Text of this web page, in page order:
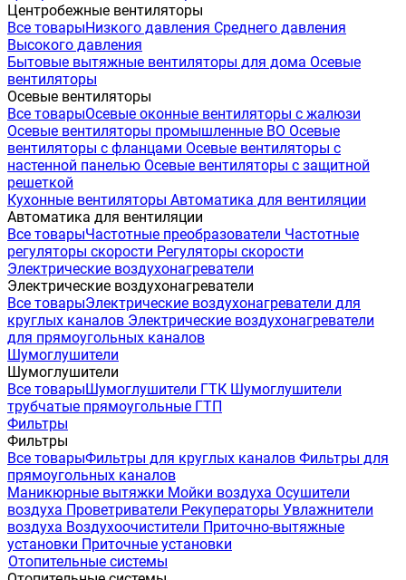
Центробежные вентиляторы
Все товарыНизкого давления Среднего давления
Высокого давления
Бытовые вытяжные вентиляторы для дома Осевые
вентиляторы
Осевые вентиляторы
Все товарыОсевые оконные вентиляторы с жалюзи
Осевые вентиляторы промышленные ВО Осевые
вентиляторы с фланцами Осевые вентиляторы с
настенной панелью Осевые вентиляторы с защитной
решеткой
Кухонные вентиляторы Автоматика для вентиляции
Автоматика для вентиляции
Все товарыЧастотные преобразователи Частотные
регуляторы скорости Регуляторы скорости
Электрические воздухонагреватели
Электрические воздухонагреватели
Все товарыЭлектрические воздухонагреватели для
круглых каналов Электрические воздухонагреватели
для прямоугольных каналов
Шумоглушители
Шумоглушители
Все товарыШумоглушители ГТК Шумоглушители
трубчатые прямоугольные ГТП
Фильтры
Фильтры
Все товарыФильтры для круглых каналов Фильтры для
прямоугольных каналов
Маникюрные вытяжки Мойки воздуха Осушители
воздуха Проветриватели Рекуператоры Увлажнители
воздуха Воздухоочистители Приточно-вытяжные
установки Приточные установки
Отопительные системы